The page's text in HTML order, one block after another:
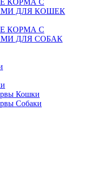
КОРМА С
ДЛЯ КОШЕК
КОРМА С
ДЛЯ СОБАК
Кошки
Собаки